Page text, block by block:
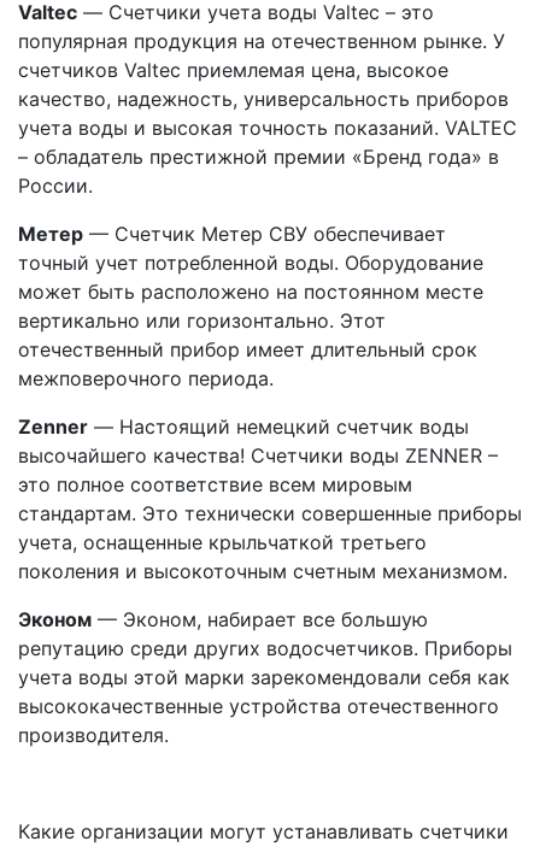
Valtec — Счетчики учета воды Valtec – это
популярная продукция на отечественном рынке. У
счетчиков Valtec приемлемая цена, высокое
качество, надежность, универсальность приборов
учета воды и высокая точность показаний. VALTEC
– обладатель престижной премии «Бренд года» в
России.
Метер — Счетчик Метер СВУ обеспечивает
точный учет потребленной воды. Оборудование
может быть расположено на постоянном месте
вертикально или горизонтально. Этот
отечественный прибор имеет длительный срок
межповерочного периода.
Zenner — Настоящий немецкий счетчик воды
высочайшего качества! Счетчики воды ZENNER –
это полное соответствие всем мировым
стандартам. Это технически совершенные приборы
учета, оснащенные крыльчаткой третьего
поколения и высокоточным счетным механизмом.
Эконом — Эконом, набирает все большую
репутацию среди других водосчетчиков. Приборы
учета воды этой марки зарекомендовали себя как
высококачественные устройства отечественного
производителя.
Какие организации могут устанавливать счетчики